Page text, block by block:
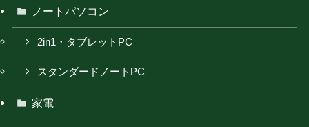
ノートパソコン
2in1・タブレットPC
スタンダードノートPC
家電